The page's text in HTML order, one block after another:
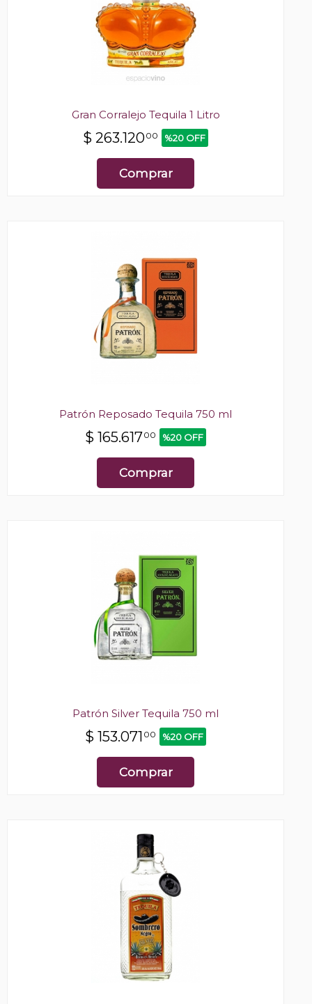
Gran Corralejo Tequila 1 Litro
$ 263.12000 %20 OFF
Comprar
Patrón Reposado Tequila 750 ml
$ 165.61700 %20 OFF
Comprar
Patrón Silver Tequila 750 ml
$ 153.071 00 %20 OFF
Comprar